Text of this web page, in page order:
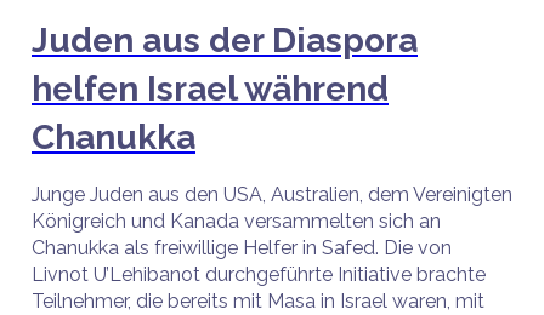
Juden aus der Diaspora
helfen Israel während
Chanukka
Junge Juden aus den USA, Australien, dem Vereinigten
Königreich und Kanada versammelten sich an
Chanukka als freiwillige Helfer in Safed. Die von
Livnot U’Lehibanot durchgeführte Initiative brachte
Teilnehmer, die bereits mit Masa in Israel waren, mit